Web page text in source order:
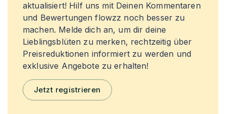
aktualisiert! Hilf uns mit Deinen Kommentaren
und Bewertungen flowzz noch besser zu
machen. Melde dich an, um dir deine
Lieblingsblüten zu merken, rechtzeitig über
Preisreduktionen informiert zu werden und
exklusive Angebote zu erhalten!
Jetzt registrieren